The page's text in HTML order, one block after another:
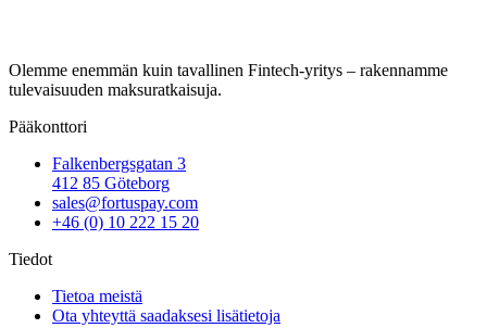
Olemme enemmän kuin tavallinen Fintech-yritys – rakennamme
tulevaisuuden maksuratkaisuja.
Pääkonttori
Falkenbergsgatan 3
412 85 Göteborg
sales@fortuspay.com
+46 (0) 10 222 15 20
Tiedot
Tietoa meistä
Ota yhteyttä saadaksesi lisätietoja